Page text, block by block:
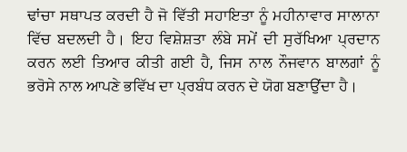
ਢਾਂਚਾ ਸਥਾਪਤ ਕਰਦੀ ਹੈ ਜੋ ਵਿੱਤੀ ਸਹਾਇਤਾ ਨੂੰ ਮਹੀਨਾਵਾਰ ਸਾਲਾਨਾ
ਵਿੱਚ ਬਦਲਦੀ ਹੈ। ਇਹ ਵਿਸ਼ੇਸ਼ਤਾ ਲੰਬੇ ਸਮੇਂ ਦੀ ਸੁਰੱਖਿਆ ਪ੍ਰਦਾਨ
ਕਰਨ ਲਈ ਤਿਆਰ ਕੀਤੀ ਗਈ ਹੈ, ਜਿਸ ਨਾਲ ਨੌਜਵਾਨ ਬਾਲਗਾਂ ਨੂੰ
ਭਰੋਸੇ ਨਾਲ ਆਪਣੇ ਭਵਿੱਖ ਦਾ ਪ੍ਰਬੰਧ ਕਰਨ ਦੇ ਯੋਗ ਬਣਾਉਂਦਾ ਹੈ।